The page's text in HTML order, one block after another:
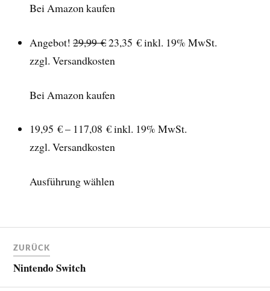
Bei Amazon kaufen
Angebot!29,99 €23,35 €inkl. 19% MwSt.
zzgl. Versandkosten
Bei Amazon kaufen
19,95 € – 117,08 €inkl. 19% MwSt.
zzgl. Versandkosten
Ausführung wählen
ZURÜCK
Nintendo Switch